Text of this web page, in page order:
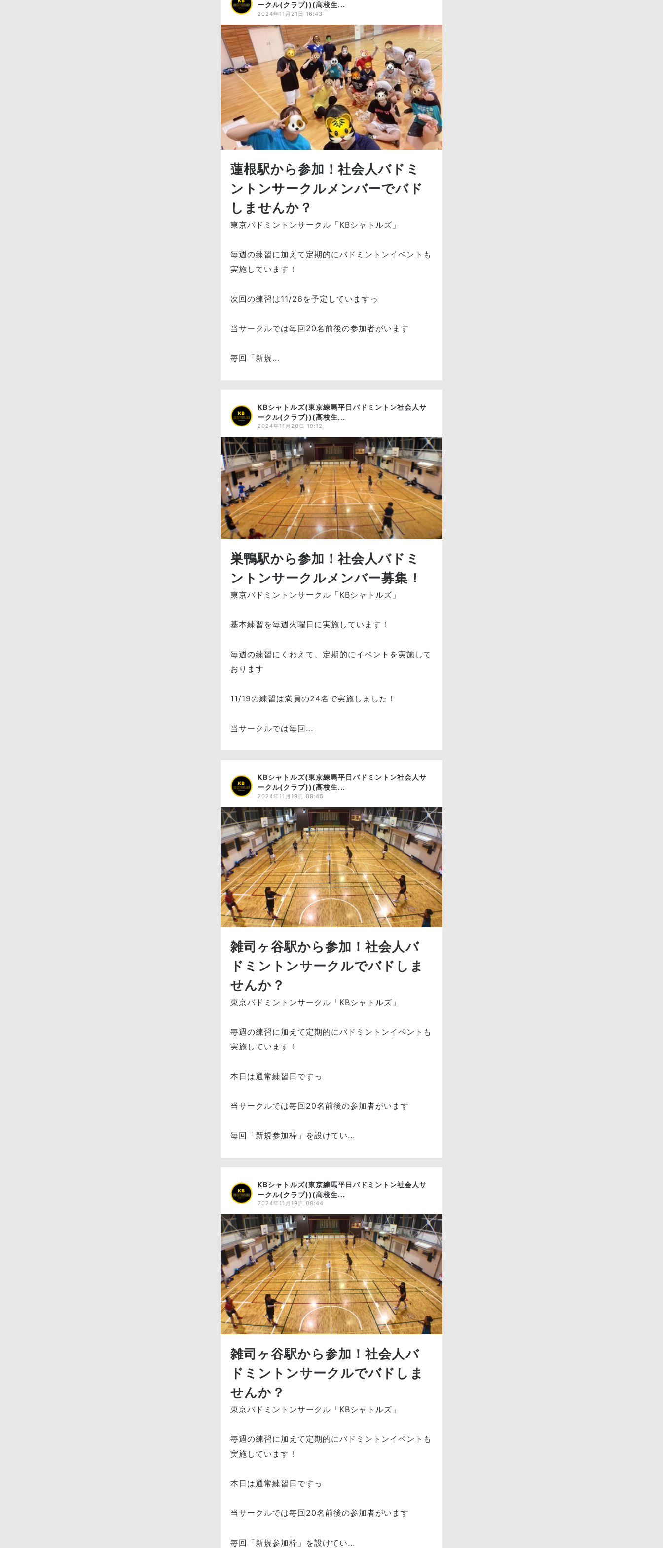
ークル(クラブ))(高校生...
2024年11月21日 16:43
蓮根駅から参加！社会人バドミ
ントンサークルメンバーでバド
しませんか？
東京バドミントンサークル「KBシャトルズ」
毎週の練習に加えて定期的にバドミントンイベントも
実施しています！
次回の練習は11/26を予定していますっ
当サークルでは毎回20名前後の参加者がいます
毎回「新規...
KBシャトルズ(東京練馬平日バドミントン社会人サ
ークル(クラブ))(高校生...
2024年11月20日 19:12
巣鴨駅から参加！社会人バドミ
ントンサークルメンバー募集！
東京バドミントンサークル「KBシャトルズ」
基本練習を毎週火曜日に実施しています！
毎週の練習にくわえて、定期的にイベントを実施して
おります
11/19の練習は満員の24名で実施しました！
当サークルでは毎回...
KBシャトルズ(東京練馬平日バドミントン社会人サ
ークル(クラブ))(高校生...
2024年11月19日 08:45
雑司ヶ谷駅から参加！社会人バ
ドミントンサークルでバドしま
せんか？
東京バドミントンサークル「KBシャトルズ」
毎週の練習に加えて定期的にバドミントンイベントも
実施しています！
本日は通常練習日ですっ
当サークルでは毎回20名前後の参加者がいます
毎回「新規参加枠」を設けてい...
KBシャトルズ(東京練馬平日バドミントン社会人サ
ークル(クラブ))(高校生...
2024年11月19日 08:44
雑司ヶ谷駅から参加！社会人バ
ドミントンサークルでバドしま
せんか？
東京バドミントンサークル「KBシャトルズ」
毎週の練習に加えて定期的にバドミントンイベントも
実施しています！
本日は通常練習日ですっ
当サークルでは毎回20名前後の参加者がいます
毎回「新規参加枠」を設けてい...